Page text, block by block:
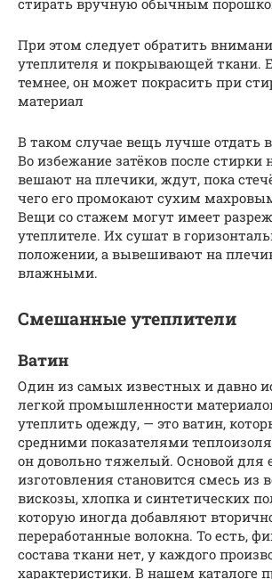
стирать вручную обычным
При этом следует обратить
утеплителя и покрывающей ткани.
темнее, он может покрасить при
материал
В таком случае вещь лучше отдать
Во избежание затёков после стирки
вешают на плечики, ждут, пока
чего его промокают сухим
Вещи со стажем могут имеет
утеплителе. Их сушат в
положении, а вывешивают на
влажными.
Смешанные утеплители
Ватин
Один из самых известных и давно
легкой промышленности
утеплить одежду, — это ватин,
средними показателями
он довольно тяжелый. Основой для
изготовления становится смесь из
вискозы, хлопка и синтетических
которую иногда добавляют
переработанные волокна. То есть,
состава ткани нет, у каждого
характеристики. В нашем каталоге